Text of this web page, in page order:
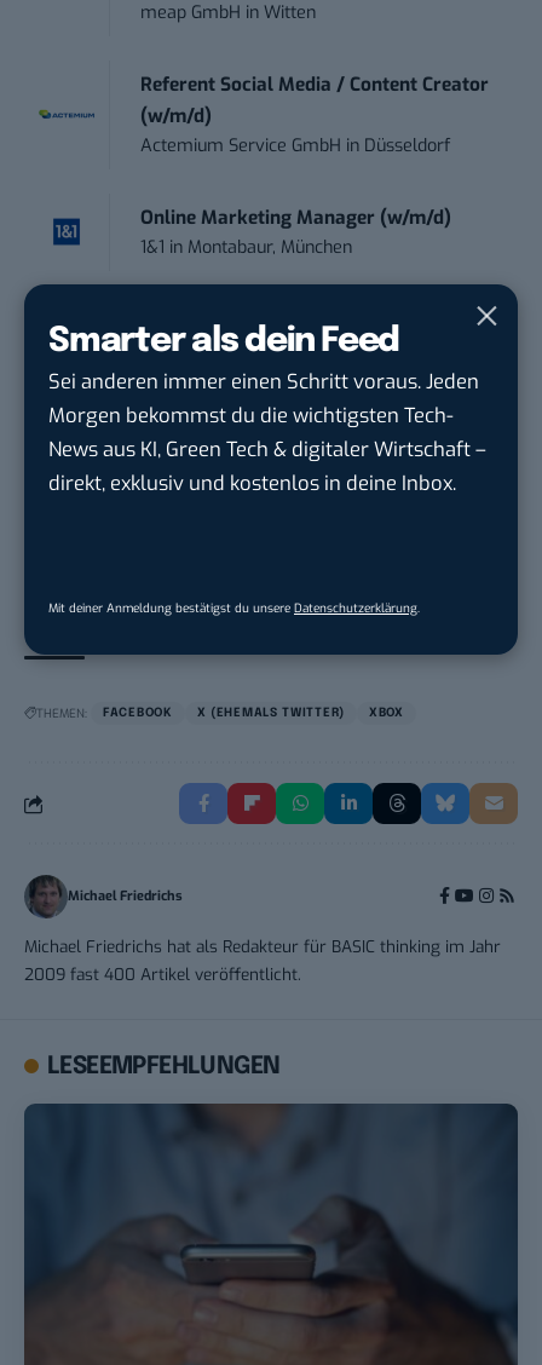
Smarter als dein Feed
Sei anderen immer einen Schritt voraus. Jeden
Morgen bekommst du die wichtigsten Tech-
News aus KI, Green Tech & digitaler Wirtschaft –
direkt, exklusiv und kostenlos in deine Inbox.
Mit deiner Anmeldung bestätigst du unsere Datenschutzerklärung.
meap GmbH inWitten
Referent Social Media / Content Creator
(w/m/d)
Actemium Service GmbH in Düsseldorf
Online Marketing Manager (w/m/d)
1&1 in Montabaur, München
Marketing Specialist – AI & Content
Manag...
FEINMETALL GmbHinHerrenberg bei
Stuttgart
Praktikum im E-Business – Business
THEMEN: FACEBOOK X (EHEMALS TWITTER) XBOX
Michael Friedrichs
Michael Friedrichs hat als Redakteur für BASIC thinking im Jahr
2009 fast 400 Artikel veröffentlicht.
LESEEMPFEHLUNGEN